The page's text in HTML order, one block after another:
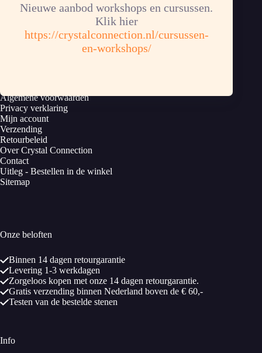
Nieuwe aanbod workshops en cursussen.
Klik hier
https://crystalconnection.nl/cursussen-
en-workshops/
B.T.W.nr. NL003889963B34
Bankrekening: NL62RABO 0372358853
Algemene voorwaarden
Privacy verklaring
Mijn account
Verzending
Retourbeleid
Over Crystal Connection
Contact
Uitleg - Bestellen in de winkel
Sitemap
Onze beloften
Binnen 14 dagen retourgarantie
Levering 1-3 werkdagen
Zorgeloos kopen met onze 14 dagen retourgarantie.
Gratis verzending binnen Nederland boven de € 60,-
Testen van de bestelde stenen
Info